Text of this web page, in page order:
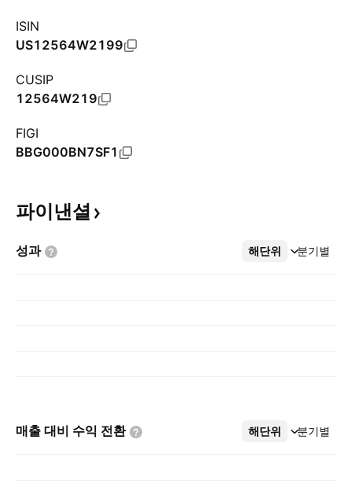
ISIN
US12564W2199
CUSIP
12564W219
FIGI
BBG000BN7SF1
파이낸셜
성과 해단위 분기별
더보기
매출 대비 수익 전환 해단위 분기별
더보기